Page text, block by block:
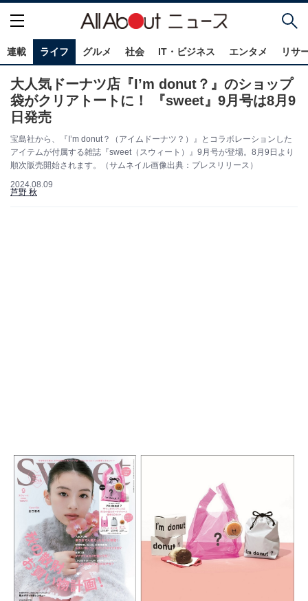
連載 ライフ グルメ 社会 IT・ビジネス エンタメ リサ
大人気ドーナツ店『I’m donut？』のショップ
袋がクリアトートに！ 『sweet』9月号は8月9
日発売
宝島社から、『I’m donut？（アイムドーナツ？）』とコラボレーションした
アイテムが付属する雑誌『sweet（スウィート）』9月号が登場。8月9日より
順次販売開始されます。（サムネイル画像出典：プレスリリース）
2024.08.09
芦野 秋